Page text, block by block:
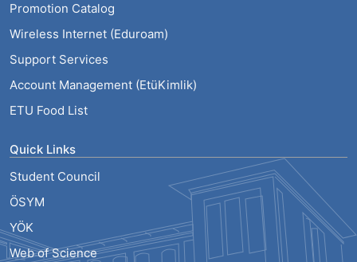
Promotion Catalog
Wireless Internet (Eduroam)
Support Services
Account Management (EtüKimlik)
ETU Food List
Quick Links
Student Council
ÖSYM
YÖK
Web of Science